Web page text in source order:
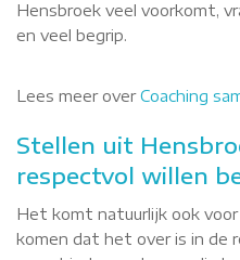
Hensbroek veel voorkomt,
en veel begrip.
Lees meer overCoaching
Stellen uit
respectvol willen
Het komt natuurlijk ook
komen dat het over is in de